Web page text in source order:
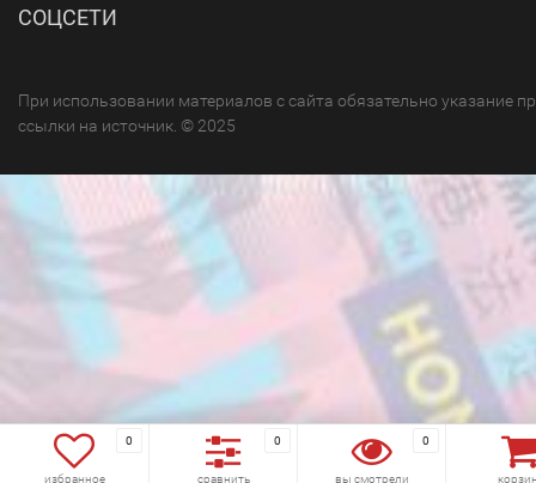
СОЦСЕТИ
При использовании материалов с сайта обязательно указание
ссылки на источник. © 2025
0
избранное
0
сравнить
0
вы смотрели